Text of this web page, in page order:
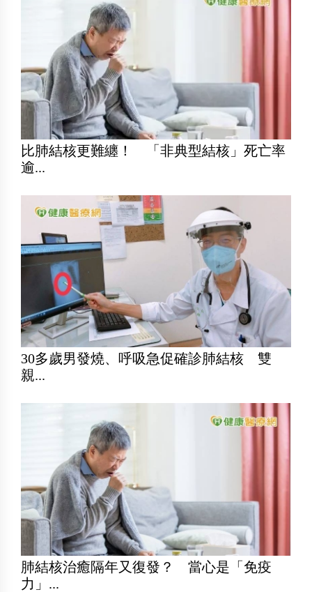
比肺結核更難纏！ 「非典型結核」死亡率
逾...
30多歲男發燒、呼吸急促確診肺結核 雙
親...
肺結核治癒隔年又復發？ 當心是「免疫
力」...